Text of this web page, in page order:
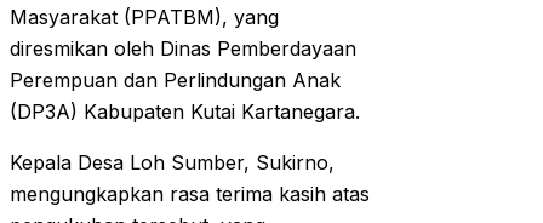
Masyarakat (PPATBM), yang
diresmikan oleh Dinas Pemberdayaan
Perempuan dan Perlindungan Anak
(DP3A) Kabupaten Kutai Kartanegara.
Kepala Desa Loh Sumber, Sukirno,
mengungkapkan rasa terima kasih atas